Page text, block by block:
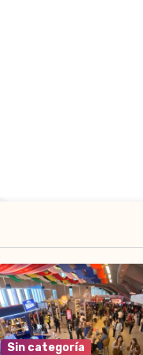
Sin categoría